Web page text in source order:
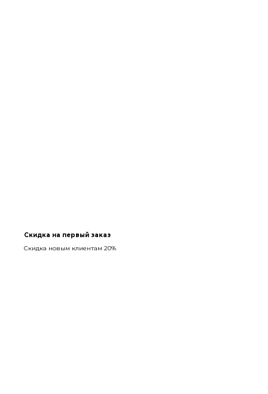
Скидка на первый заказ
Скидка новым клиентам 20%